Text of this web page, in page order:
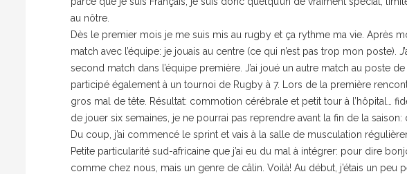
au nôtre.
Dès le premier mois je me suis mis au rugby et ça rythme ma vie. Après
match avec l’équipe: je jouais au centre (ce qui n’est pas trop mon poste).
second match dans l’équipe première. J’ai joué un autre match au poste
participé également à un tournoi de Rugby à 7. Lors de la première
gros mal de tête. Résultat: commotion cérébrale et petit tour à l’hôpital…
de jouer six semaines, je ne pourrai pas reprendre avant la fin de la
Du coup, j’ai commencé le sprint et vais à la salle de musculation
Petite particularité sud-africaine que j’ai eu du mal à intégrer: pour dire
comme chez nous, mais un genre de câlin. Voilà! Au début, j’étais un peu